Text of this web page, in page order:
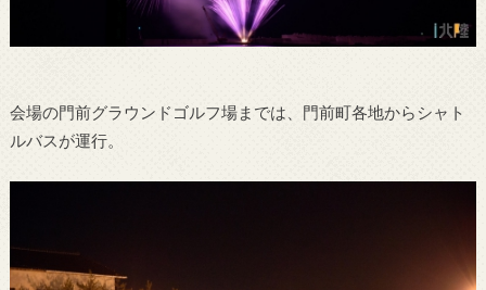
会場の門前グラウンドゴルフ場までは、門前町各地からシャト
ルバスが運行。